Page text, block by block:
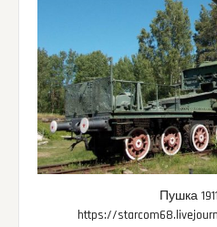
Пушка
https://